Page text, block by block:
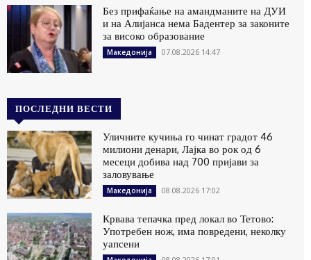
Без прифаќање на амандманите на ДУИ
и на Алијанса нема Бадентер за законите
за високо образование
Македонија 07.08.2026 14:47
ПОСЛЕДНИ ВЕСТИ
Уличните кучиња го чинат градот 46
милиони денари, Лајка во рок од 6
месеци добива над 700 пријави за
заловување
Македонија 08.08.2026 17:02
Крвава тепачка пред локал во Тетово:
Употребен нож, има повредени, неколку
уапсени